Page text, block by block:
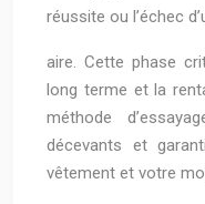
réussite ou l’échec
aire. Cette phase
long terme et la
méthode
décevants et
vêtement et votre